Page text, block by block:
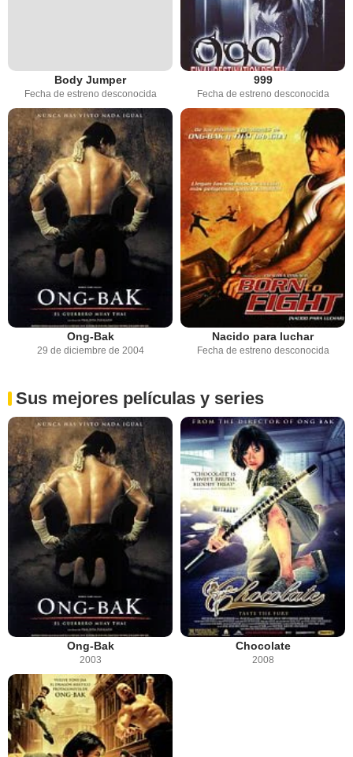
Body Jumper
Fecha de estreno desconocida
999
Fecha de estreno desconocida
Ong-Bak
29 de diciembre de 2004
Nacido para luchar
Fecha de estreno desconocida
Sus mejores películas y series
Ong-Bak
2003
Chocolate
2008